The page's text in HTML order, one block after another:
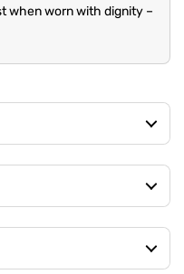
when worn with dignity –